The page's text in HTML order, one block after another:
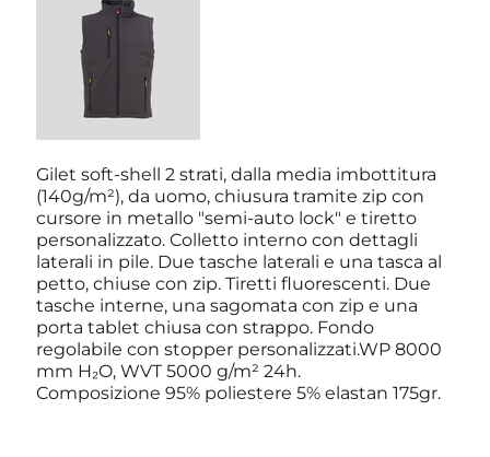
Gilet soft-shell 2 strati, dalla media imbottitura
(140g/m²), da uomo, chiusura tramite zip con
cursore in metallo "semi-auto lock" e tiretto
personalizzato. Colletto interno con dettagli
laterali in pile. Due tasche laterali e una tasca al
petto, chiuse con zip. Tiretti fluorescenti. Due
tasche interne, una sagomata con zip e una
porta tablet chiusa con strappo. Fondo
regolabile con stopper personalizzati.WP 8000
mm H₂O, WVT 5000 g/m² 24h.
Composizione 95% poliestere 5% elastan 175gr.